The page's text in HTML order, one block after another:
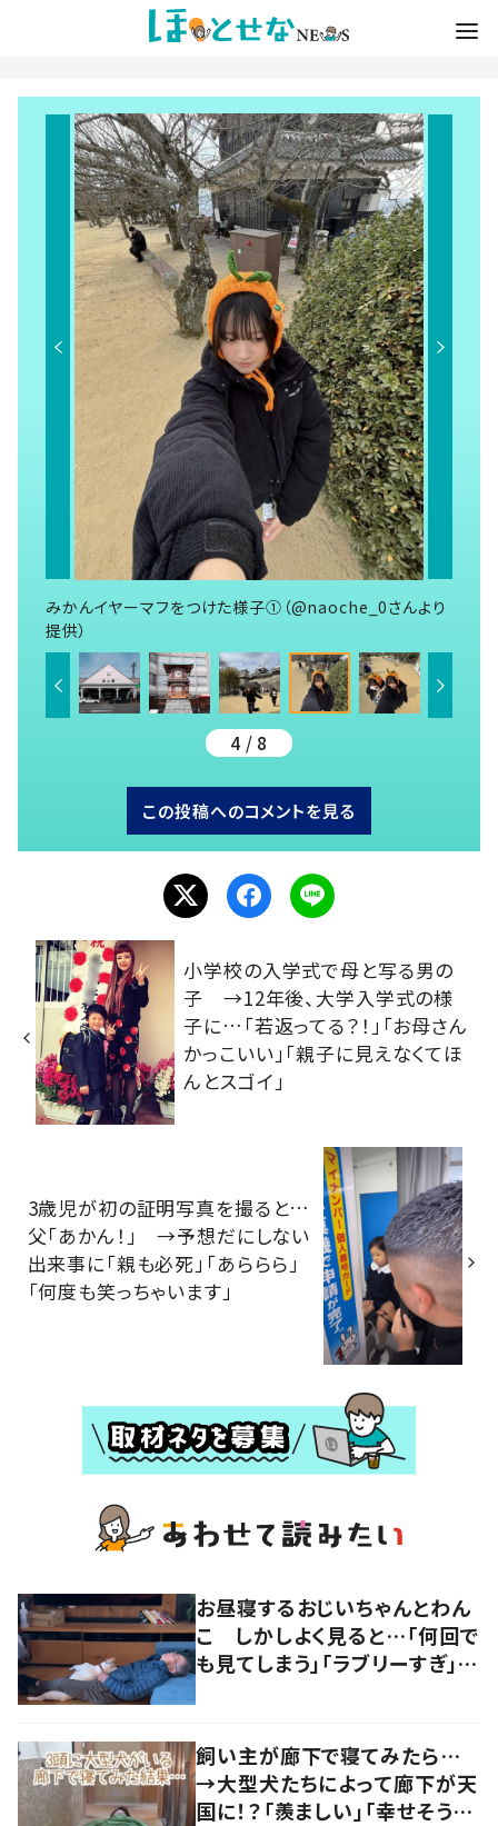
みかんイヤーマフをつけた様子①（@naoche_0さんより
提供）
4 / 8
この投稿へのコメントを見る
小学校の入学式で母と写る男の
子 →12年後、大学入学式の様
子に…「若返ってる？！」「お母さん
かっこいい」「親子に見えなくてほ
んとスゴイ」
3歳児が初の証明写真を撮ると…
父「あかん！」 →予想だにしない
出来事に「親も必死」「あららら」
「何度も笑っちゃいます」
お昼寝するおじいちゃんとわん
こ しかしよく見ると…「何回で
も見てしまう」「ラブリーすぎ」の
飼い主が廊下で寝てみたら…
→大型犬たちによって廊下が天
国に！？「羨ましい」「幸せそう」